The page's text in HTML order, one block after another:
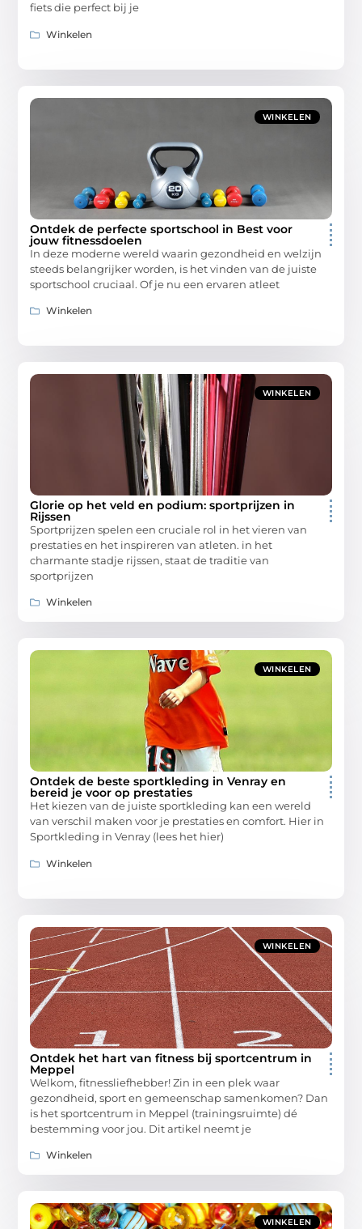
fiets die perfect bij je
Winkelen
WINKELEN
Ontdek de perfecte sportschool in Best voor
jouw fitnessdoelen
In deze moderne wereld waarin gezondheid en welzijn
steeds belangrijker worden, is het vinden van de juiste
sportschool cruciaal. Of je nu een ervaren atleet
Winkelen
WINKELEN
Glorie op het veld en podium: sportprijzen in
Rijssen
Sportprijzen spelen een cruciale rol in het vieren van
prestaties en het inspireren van atleten. in het
charmante stadje rijssen, staat de traditie van
sportprijzen
Winkelen
WINKELEN
Ontdek de beste sportkleding in Venray en
bereid je voor op prestaties
Het kiezen van de juiste sportkleding kan een wereld
van verschil maken voor je prestaties en comfort. Hier in
Sportkleding in Venray (lees het hier)
Winkelen
WINKELEN
Ontdek het hart van fitness bij sportcentrum in
Meppel
Welkom, fitnessliefhebber! Zin in een plek waar
gezondheid, sport en gemeenschap samenkomen? Dan
is het sportcentrum in Meppel (trainingsruimte) dé
bestemming voor jou. Dit artikel neemt je
Winkelen
WINKELEN